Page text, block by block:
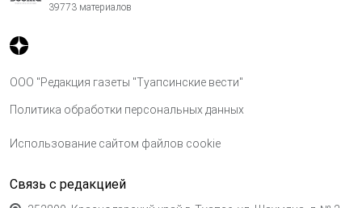
39773 материалов
ООО "Редакция газеты "Туапсинские вести"
Политика обработки персональных данных
Использование сайтом файлов cookie
Связь с редакцией